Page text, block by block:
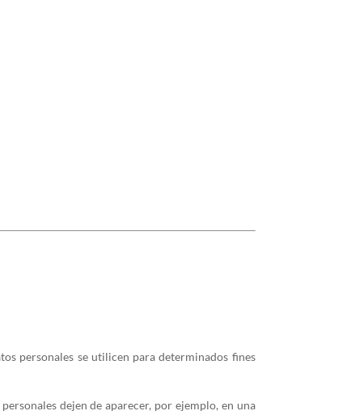
personales se utilicen para determinados fines
dejen de aparecer, por ejemplo, en una